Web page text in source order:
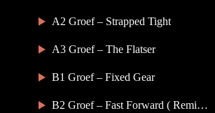
A2 Groef – Strapped Tight
A3 Groef – The Flatser
B1 Groef – Fixed Gear
B2 Groef – Fast Forward ( Remix Ferdinger )